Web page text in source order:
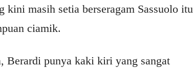
masih setia berseragam Sassuolo itu
ciamik.
Berardi punya kaki kiri yang sangat